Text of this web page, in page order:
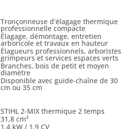
Tronçonneuse d’élagage thermique
professionnelle compacte
Élagage, démontage, entretien
arboricole et travaux en hauteur
Élagueurs professionnels, arboristes
grimpeurs et services espaces verts
Branches, bois de petit et moyen
diamètre
Disponible avec guide-chaîne de 30
cm ou 35 cm
STIHL 2-MIX thermique 2 temps
31,8 cm³
1,4 kW / 1,9 CV